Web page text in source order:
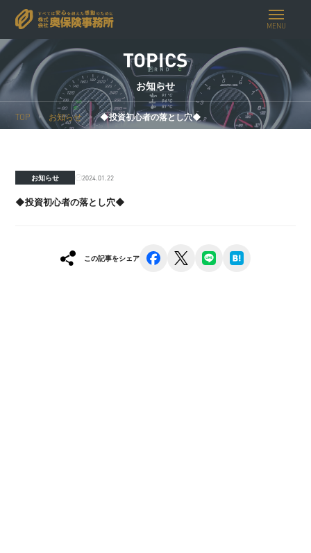
MENU
TOPICS
お知らせ
TOP お知らせ ◆投資初心者の落とし穴◆
お知らせ 2024.01.22
◆投資初心者の落とし穴◆
この記事をシェア facebook line